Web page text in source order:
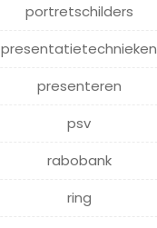
portretschilders
presentatietechnieken
presenteren
psv
rabobank
ring